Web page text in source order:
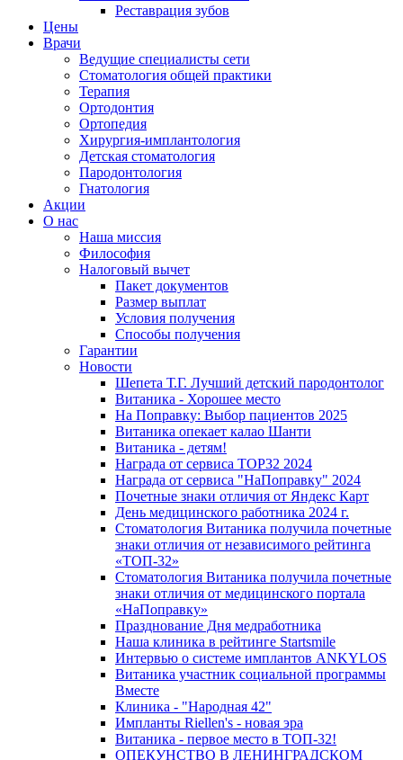
Реставрация зубов
Цены
Врачи
Ведущие специалисты сети
Стоматология общей практики
Терапия
Ортодонтия
Ортопедия
Хирургия-имплантология
Детская стоматология
Пародонтология
Гнатология
Акции
О нас
Наша миссия
Философия
Налоговый вычет
Пакет документов
Размер выплат
Условия получения
Способы получения
Гарантии
Новости
Шепета Т.Г. Лучший детский пародонтолог
Витаника - Хорошее место
На Поправку: Выбор пациентов 2025
Витаника опекает калао Шанти
Витаника - детям!
Награда от сервиса TOP32 2024
Награда от сервиса "НаПоправку" 2024
Почетные знаки отличия от Яндекс Карт
День медицинского работника 2024 г.
Стоматология Витаника получила почетные
знаки отличия от независимого рейтинга
«ТОП-32»
Стоматология Витаника получила почетные
знаки отличия от медицинского портала
«НаПоправку»
Празднование Дня медработника
Наша клиника в рейтинге Startsmile
Интервью о системе имплантов ANKYLOS
Витаника участник социальной программы
Вместе
Клиника - "Народная 42"
Импланты Riellen's - новая эра
Витаника - первое место в ТОП-32!
ОПЕКУНСТВО В ЛЕНИНГРАДСКОМ